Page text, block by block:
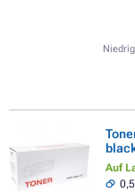
Auf